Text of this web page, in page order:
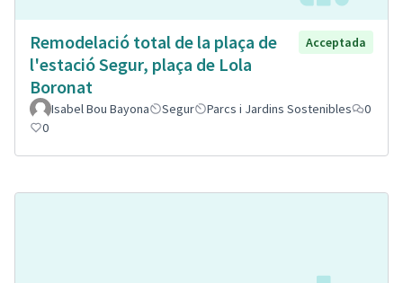
Remodelació total de la plaça de
l'estació Segur, plaça de Lola
Boronat
Acceptada
Isabel Bou Bayona Segur Parcs i Jardins Sostenibles
0
0